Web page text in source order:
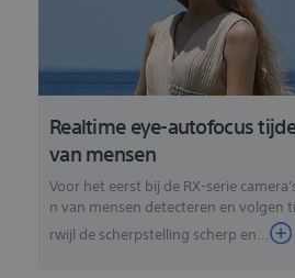
Realtime eye-autofocus
van mensen
Voor het eerst bij de RX-serie
n van mensen detecteren en volgen
rwijl de scherpstelling scherp en...